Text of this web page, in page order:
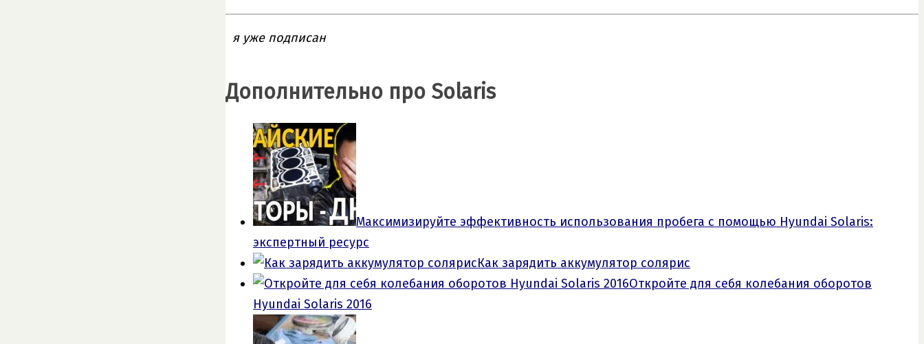
я уже подписан
Дополнительно про Solaris
Максимизируйте эффективность использования пробега с помощью Hyundai Solaris:
экспертный ресурс
Как зарядить аккумулятор солярис
Откройте для себя колебания оборотов
Hyundai Solaris 2016